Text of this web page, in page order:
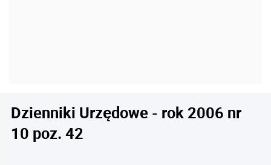
Dzienniki Urzędowe - rok 2006 nr
10 poz. 42